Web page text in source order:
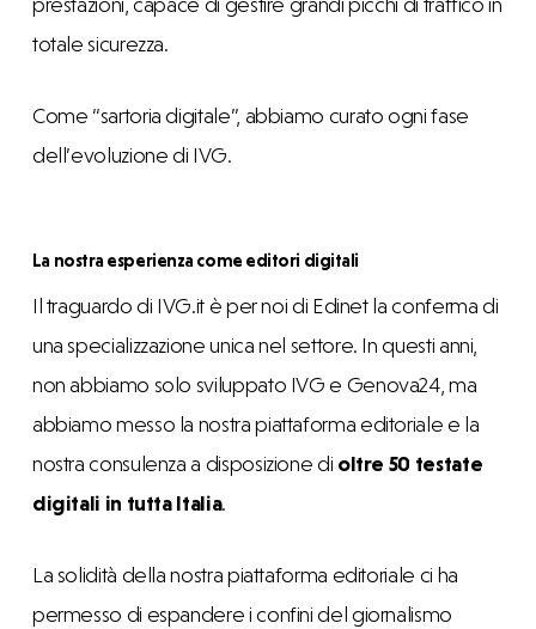
totale sicurezza.
Come “sartoria digitale”, abbiamo curato ogni fase
dell’evoluzione di IVG.
La nostra esperienza come editori digitali
Il traguardo di IVG.it è per noi di Edinet la conferma di
una specializzazione unica nel settore. In questi anni,
non abbiamo solo sviluppato IVG e Genova24, ma
abbiamo messo la nostra piattaforma editoriale e la
nostra consulenza a disposizione di oltre 50 testate
digitali in tutta Italia.
La solidità della nostra piattaforma editoriale ci ha
permesso di espandere i confini del giornalismo